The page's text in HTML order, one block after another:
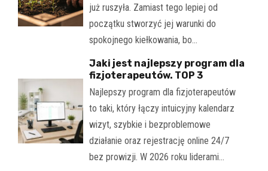
już ruszyła. Zamiast tego lepiej od
początku stworzyć jej warunki do
spokojnego kiełkowania, bo…
Jaki jest najlepszy program dla
fizjoterapeutów. TOP 3
Najlepszy program dla fizjoterapeutów
to taki, który łączy intuicyjny kalendarz
wizyt, szybkie i bezproblemowe
działanie oraz rejestrację online 24/7
bez prowizji. W 2026 roku liderami…